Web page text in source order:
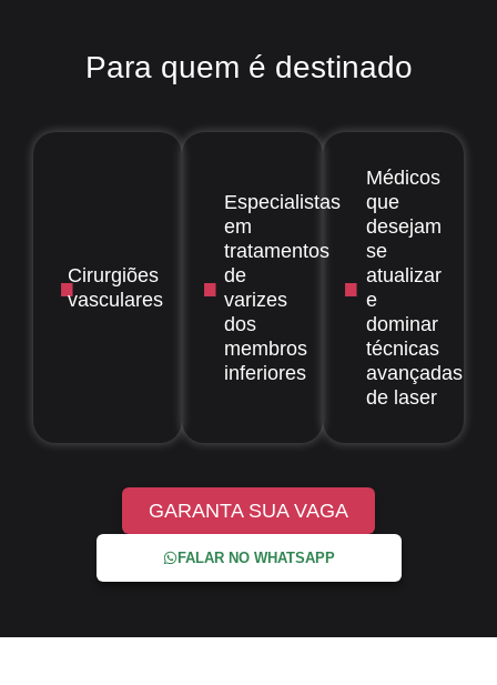
Para quem é destinado
.
Cirurgiões
vasculares
.Especialistas
em
tratamentos
de
varizes
dos
membros
inferiores
.
Médicos
que
desejam
se
atualizar
e
dominar
técnicas
avançadas
de laser
GARANTA SUA VAGA
FALAR NO WHATSAPP